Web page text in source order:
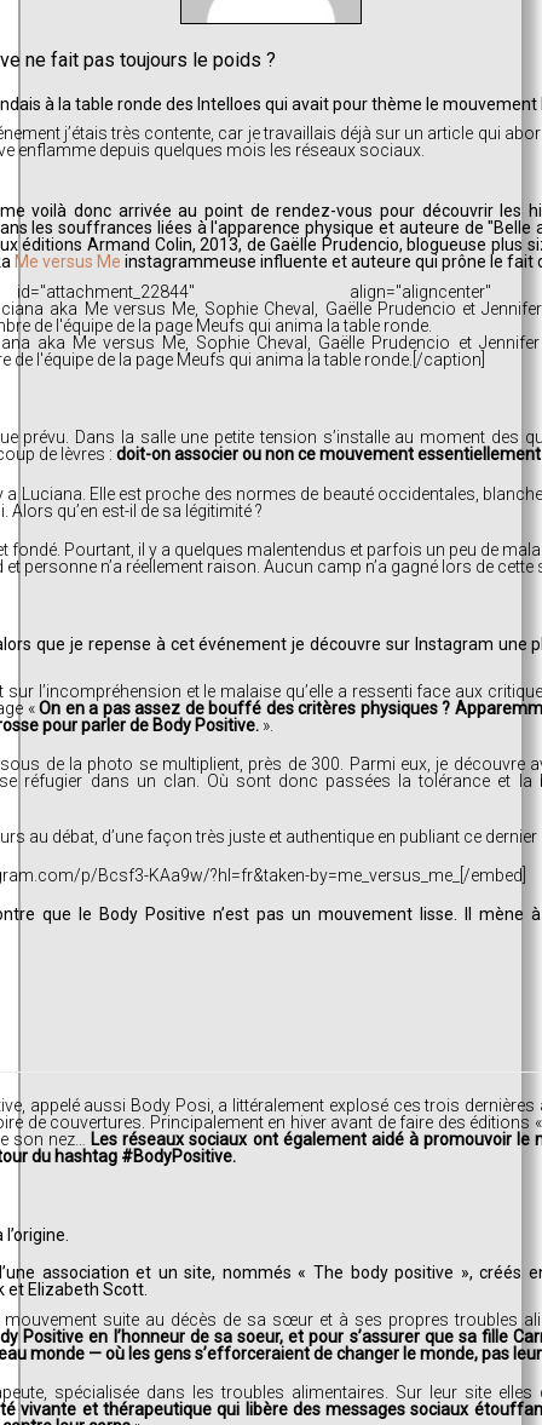
ne fait pas toujours le poids ?
à la table ronde des Intelloes qui avait pour thème le mouvement
j’étais très contente, car je travaillais déjà sur un article qui
enflamme depuis quelques mois les réseaux sociaux.
voilà donc arrivée au point de rendez-vous pour découvrir les
les souffrances liées à l'apparence physique et auteure de "Belle
éditions Armand Colin, 2013, de Gaëlle Prudencio, blogueuse plus
Me versus Me instagrammeuse influente et auteure qui prône le fait
aka Me versus Me, Sophie Cheval, Gaëlle Prudencio et
de l'équipe de la page Meufs qui anima la table ronde.[/caption]
prévu. Dans la salle une petite tension s’installe au moment des
de lèvres : doit-on associer ou non ce mouvement
a Luciana. Elle est proche des normes de beauté occidentales,
qu’en est-il de sa légitimité ?
fondé. Pourtant, il y a quelques malentendus et parfois un peu de
personne n’a réellement raison. Aucun camp n’a gagné lors de cette
que je repense à cet événement je découvre sur Instagram une
sur l’incompréhension et le malaise qu’elle a ressenti face aux
«On en a pas assez de bouffé des critères physiques ?
pour parler de Body Positive. ».
de la photo se multiplient, près de 300. Parmi eux, je découvre
réfugier dans un clan. Où sont donc passées la tolérance et la
au débat, d’une façon très juste et authentique en publiant ce dernier
p/Bcsf3-KAa9w/?hl=fr&taken-by=me_versus_me_[/embed]
que le Body Positive n’est pas un mouvement lisse. Il mène
appelé aussi Body Posi, a littéralement explosé ces trois dernières
de couvertures. Principalement en hiver avant de faire des éditions
son nez… Les réseaux sociaux ont également aidé à promouvoir le
du hashtag #BodyPositive.
association et un site, nommés « The body positive », créés
et Elizabeth Scott.
mouvement suite au décès de sa sœur et à ses propres troubles
Positive en l’honneur de sa soeur, et pour s’assurer que sa fille
monde — où les gens s’efforceraient de changer le monde, pas
spécialisée dans les troubles alimentaires. Sur leur site elles
vivante et thérapeutique qui libère des messages sociaux